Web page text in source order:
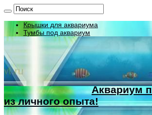
Крышки для аквариума
Тумбы под аквариум
Аквариум
из личного опыта!